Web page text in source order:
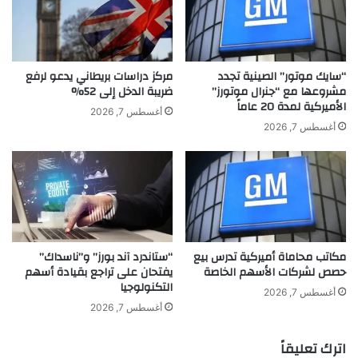
ف
ن
ة
ب
ق
و
ة
ا
ف
ت
ة
م
ل
و
ن
م
ش
ا
د
ة
ف
ي
ي
ش
ب
ه
“سايك موتور” الصينية تجدد
مشروعها مع “جنرال موتورز”
الأميركية لمدة 20 عاماً
أغسطس 7, 2026
مركز دراسات بريطاني يدعو لرفع
ضريبة الدخل إلى 52%
أغسطس 7, 2026
مكاتب محاماة أميركية تدرس بيع
حصص لشركات الأسهم الخاصة
أغسطس 7, 2026
“ستاندرد آند بورز” و”ناسداك”
يفتحان على تراجع بقيادة أسهم
التكنولوجيا
أغسطس 7, 2026
اترك تعليقاً